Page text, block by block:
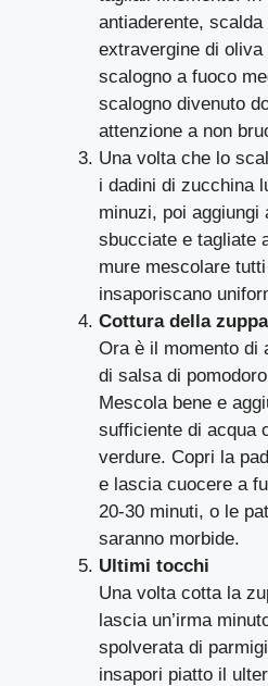
antiaderente,
extravergine di
scalogno a fuoco
scalogno divenuto
attenzione a non
Una volta che lo
i dadini di zucchina
minuzi, poi aggiungi
sbucciate e tagliate
mure mescolare
insaporiscano
Cottura della zuppa
Ora è il momento di
di salsa di
Mescola bene e
sufficiente di acqua
verdure. Copri la
e lascia cuocere a
20-30 minuti, o le
saranno morbide.
Ultimi tocchi
Una volta cotta la
lascia un’irma
spolverata di
insapori piatto il